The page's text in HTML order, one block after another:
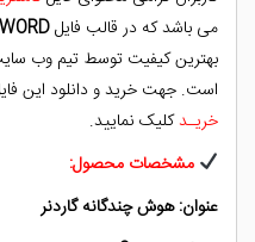
می باشد که در قالب فایلWORD و قابل ویرایش
بهترین کیفیت توسط تیم وب
است. جهت خرید و دانلود این
خریـدکلیک نمایید.
مشخصات محصول:
عنوان: هوش چندگانه گاردنر